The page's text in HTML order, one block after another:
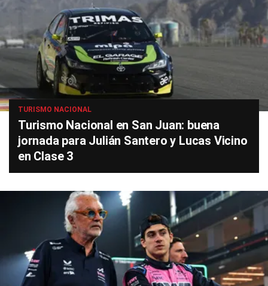
TURISMO NACIONAL
Turismo Nacional en San Juan: buena
jornada para Julián Santero y Lucas Vicino
en Clase 3